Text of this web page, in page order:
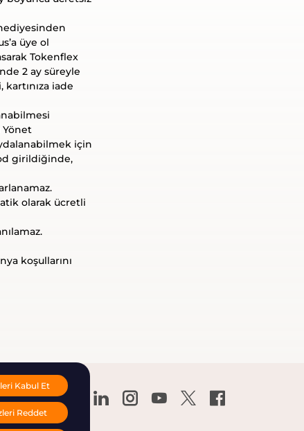
üye ol
Tokenflex
2 ay süreyle
kartınıza iade
Yönet
için
girildiğinde,
olarak ücretli
koşullarını
Kabul Et
Reddet